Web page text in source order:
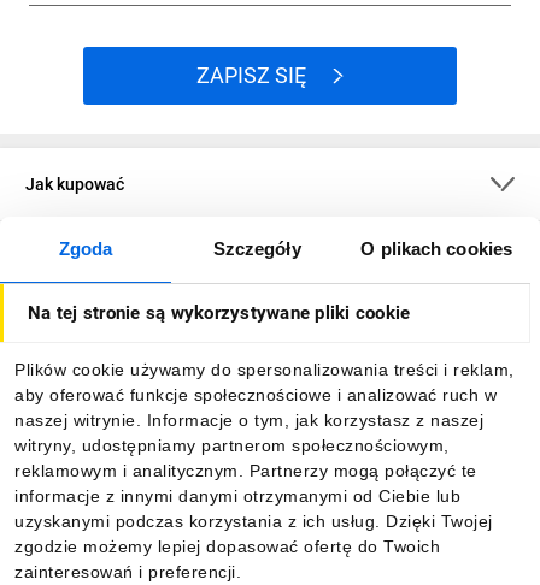
Zgoda Szczegóły O plikach cookies
Na tej stronie są wykorzystywane pliki cookie
Plików cookie używamy do spersonalizowania treści i reklam,
aby oferować funkcje społecznościowe i analizować ruch w
naszej witrynie. Informacje o tym, jak korzystasz z naszej
witryny, udostępniamy partnerom społecznościowym,
reklamowym i analitycznym. Partnerzy mogą połączyć te
informacje z innymi danymi otrzymanymi od Ciebie lub
uzyskanymi podczas korzystania z ich usług. Dzięki Twojej
zgodzie możemy lepiej dopasować ofertę do Twoich
zainteresowań i preferencji.
ZAPISZ SIĘ
Jak kupować
O firmie
Informacje
Pobierz naszą aplikację mobilną: